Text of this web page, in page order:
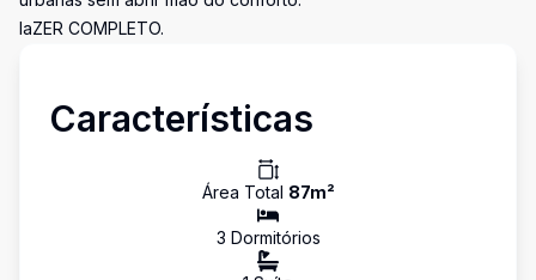
laZER COMPLETO.
Características
Área Total 87m²
3 Dormitórios